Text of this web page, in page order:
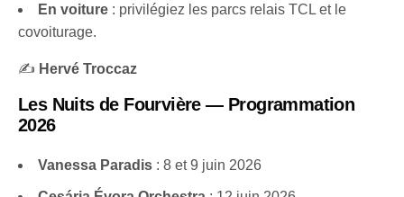
En voiture : privilégiez les parcs relais TCL et le
covoiturage.
✍️ Hervé Troccaz
Les Nuits de Fourvière — Programmation
2026
Vanessa Paradis : 8 et 9 juin 2026